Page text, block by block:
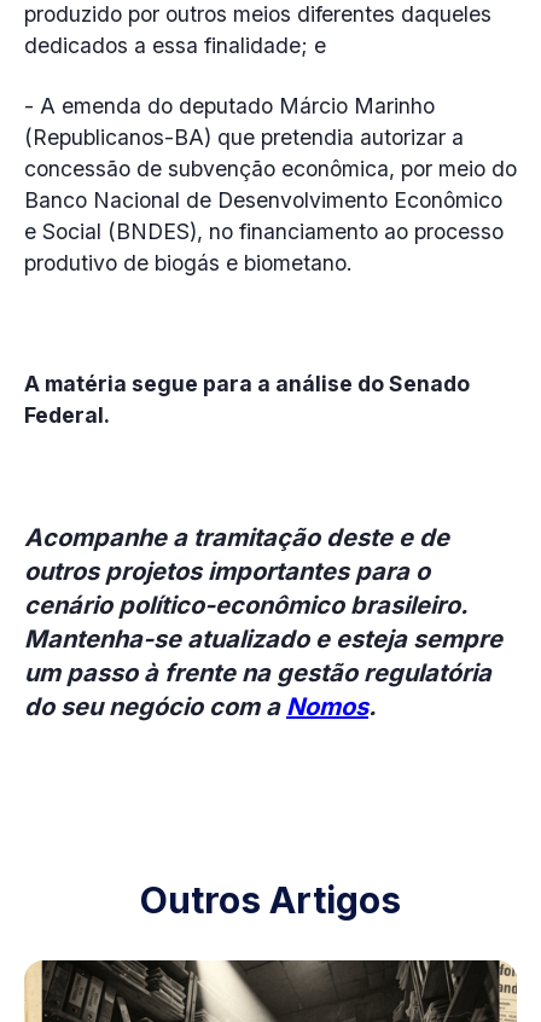
produzido por outros meios diferentes daqueles
dedicados a essa finalidade; e
- A emenda do deputado Márcio Marinho
(Republicanos-BA) que pretendia autorizar a
concessão de subvenção econômica, por meio do
Banco Nacional de Desenvolvimento Econômico
e Social (BNDES), no financiamento ao processo
produtivo de biogás e biometano.
A matéria segue para a análise do Senado
Federal.
Acompanhe a tramitação deste e de
outros projetos importantes para o
cenário político-econômico brasileiro.
Mantenha-se atualizado e esteja sempre
um passo à frente na gestão regulatória
do seu negócio com a Nomos.
Outros Artigos